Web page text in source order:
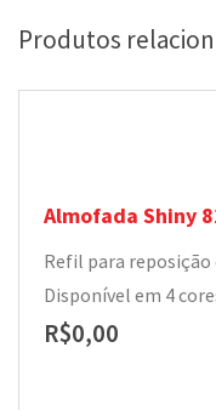
Produtos
Almofada Shiny
Refil para
Disponível em 4
R$0,00